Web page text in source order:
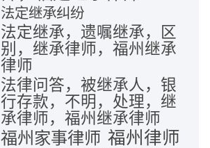
法定继承纠纷
法定继承，遗嘱继承，区
别，继承律师，福州继承
律师
法律问答，被继承人，银
行存款，不明，处理，继
承律师，福州继承律师
福州家事律师 福州律师